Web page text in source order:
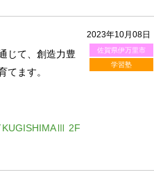
2023年10月08日
佐賀県伊万里市
学習塾
じて、創造力豊
てます。
KUGISHIMAⅢ 2F